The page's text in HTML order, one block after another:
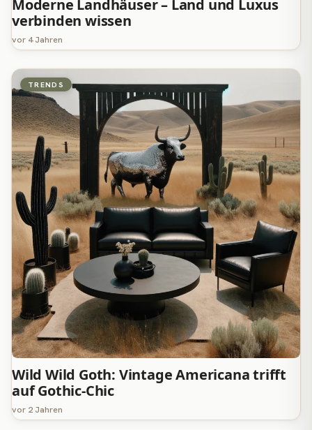
Moderne Landhäuser – Land und Luxus
verbinden wissen
vor 4 Jahren
TRENDS
Wild Wild Goth: Vintage Americana trifft
auf Gothic-Chic
vor 2 Jahren